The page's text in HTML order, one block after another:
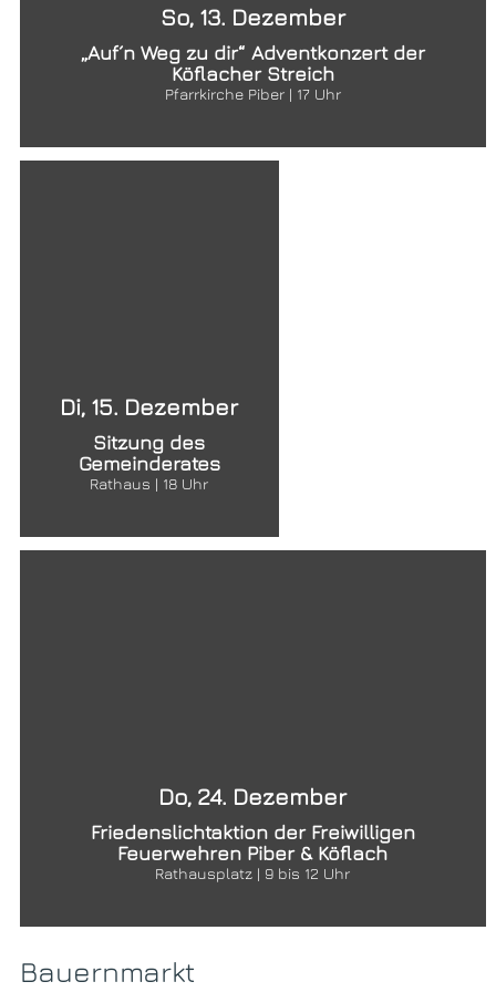
So, 13. Dezember
„Auf´n Weg zu dir“ Adventkonzert der
Köflacher Streich
Pfarrkirche Piber | 17 Uhr
Di, 15. Dezember
Sitzung des
Gemeinderates
Rathaus | 18 Uhr
Do, 24. Dezember
Friedenslichtaktion der Freiwilligen
Feuerwehren Piber & Köflach
Rathausplatz | 9 bis 12 Uhr
Bauernmarkt